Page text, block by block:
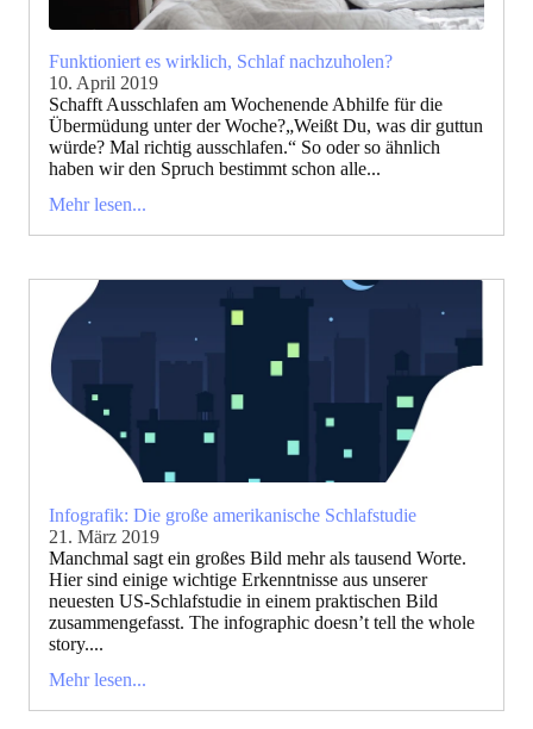
Funktioniert es wirklich, Schlaf nachzuholen?
10. April 2019
Schafft Ausschlafen am Wochenende Abhilfe für die
Übermüdung unter der Woche?„Weißt Du, was dir guttun
würde? Mal richtig ausschlafen.“ So oder so ähnlich
haben wir den Spruch bestimmt schon alle...
Mehr lesen...
Infografik: Die große amerikanische Schlafstudie
21. März 2019
Manchmal sagt ein großes Bild mehr als tausend Worte.
Hier sind einige wichtige Erkenntnisse aus unserer
neuesten US-Schlafstudie in einem praktischen Bild
zusammengefasst. The infographic doesn’t tell the whole
story....
Mehr lesen...